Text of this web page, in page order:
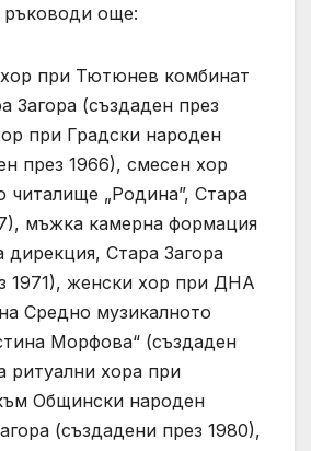
още:
при Тютюнев комбинат
Загора (създаден през
при Градски народен
през 1966), смесен хор
читалище „Родина”, Стара
мъжка камерна формация
дирекция, Стара Загора
1971), женски хор при ДНА
Средно музикалното
Морфова“ (създаден
ритуални хора при
Общински народен
(създадени през 1980),